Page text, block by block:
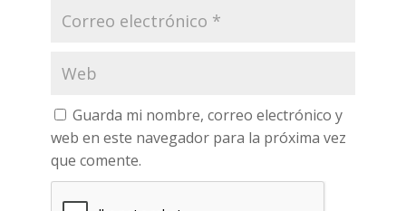
Guarda mi nombre, correo electrónico y
web en este navegador para la próxima vez
que comente.